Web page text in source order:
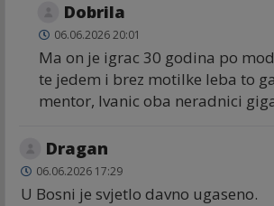
Dobrila
06.06.2026 20:01
Ma on je igrac 30 godina po
te jedem i brez motilke leba to
mentor, Ivanic oba neradnici
Dragan
06.06.2026 17:29
U Bosni je svjetlo davno ugaseno.